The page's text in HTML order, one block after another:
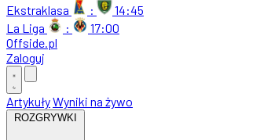
Ekstraklasa
:
14:45
La Liga
:
17:00
Offside.pl
Zaloguj
ArtykułyWyniki na żywo
ROZGRYWKI